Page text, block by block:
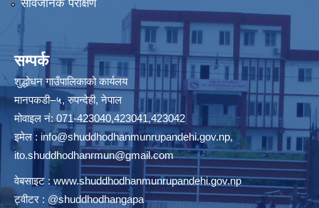
सार्वजनिक परीक्षण
सम्पर्क
शुद्धोधन गाउँपालिकाको कार्यलय
मानपकडी–५, रुपन्देही, नेपाल
मोवाइल नं: 071-423040,423041,423042
इमेल : info@shuddhodhanmunrupandehi.gov.np,
ito.shuddhodhanrmun@gmail.com
वेबसाइट : www.shuddhodhanmunrupandehi.gov.np
ट्वीटर : @shuddhodhangapa